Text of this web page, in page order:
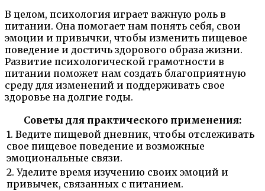
В целом, психология играет важную роль в
питании. Она помогает нам понять себя, свои
эмоции и привычки, чтобы изменить пищевое
поведение и достичь здорового образа жизни.
Развитие психологической грамотности в
питании поможет нам создать благоприятную
среду для изменений и поддерживать свое
здоровье на долгие годы.
Советы для практического применения:
1. Ведите пищевой дневник, чтобы отслеживать
свое пищевое поведение и возможные
эмоциональные связи.
2. Уделите время изучению своих эмоций и
привычек, связанных с питанием.